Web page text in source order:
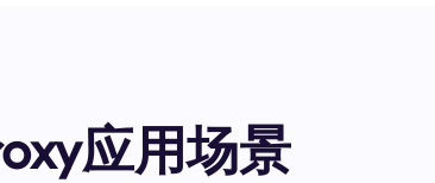
应用场景